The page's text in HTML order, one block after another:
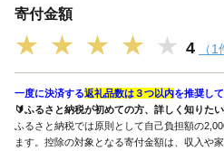
寄付金額
★ ★ ★ ★ ★ 4 （1
一度に決済する返礼品数は３つ以内を推奨し
🔰ふるさと納税が初めての方、詳しく知りた
ふるさと納税では原則として自己負担額の
ます。控除の対象となる寄付金額は、収入や